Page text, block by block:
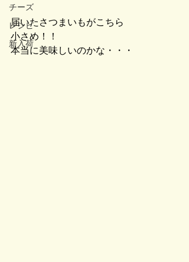
チーズ
レシピ
新入荷
届いたさつまいもがこちら
小さめ！！
本当に美味しいのかな・・・